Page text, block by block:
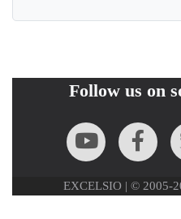
Follow us on
EXCELSIO | © 2005-